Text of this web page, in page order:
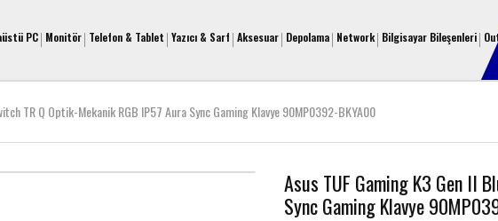
PC Monitör Telefon & Tablet Yazıcı & Sarf Aksesuar Depolama Network Bilgisayar Bileşenleri
TR Q Optik-Mekanik RGB IP57 Aura Sync Gaming Klavye 90MP0392-BKYA00
Asus TUF Gaming K3 Gen II
Sync Gaming Klavye